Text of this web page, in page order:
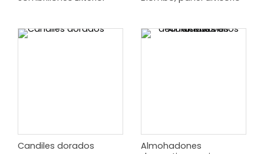
Candiles dorados
Almohadones